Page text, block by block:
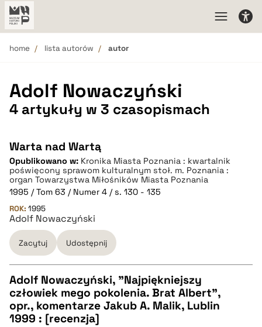
home lista autorów autor
Adolf Nowaczyński
4 artykuły w 3 czasopismach
Warta nad Wartą
Opublikowano w: Kronika Miasta Poznania : kwartalnik
poświęcony sprawom kulturalnym stoł. m. Poznania :
organ Towarzystwa Miłośników Miasta Poznania
1995 / Tom 63 / Numer 4 / s. 130 - 135
ROK: 1995
Adolf Nowaczyński
Zacytuj Udostępnij
CZYSTY TEKST
Adolf Nowaczyński, "Najpiękniejszy
człowiek mego pokolenia. Brat Albert",
opr., komentarze Jakub A. Malik, Lublin
1999 : [recenzja]